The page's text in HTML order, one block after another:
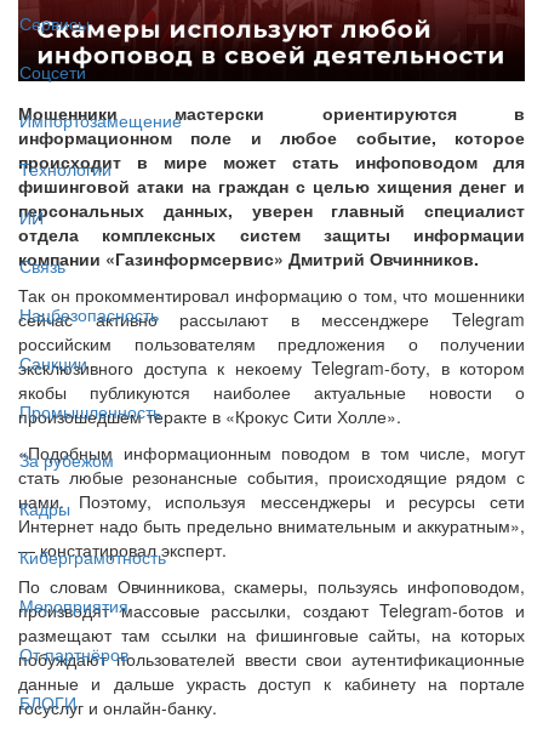
Сервисы
Соцсети
Импортозамещение
Технологии
ИИ
Связь
Нацбезопасность
Санкции
Промышленность
За рубежом
Кадры
Киберграмотность
Мероприятия
От партнёров
БЛОГИ
Мошенники мастерски ориентируются в
информационном поле и любое событие, которое
происходит в мире может стать инфоповодом для
фишинговой атаки на граждан с целью хищения денег и
персональных данных, уверен главный специалист
отдела комплексных систем защиты информации
компании «Газинформсервис» Дмитрий Овчинников.
Так он прокомментировал информацию о том, что мошенники
сейчас активно рассылают в мессенджере Telegram
российским пользователям предложения о получении
эксклюзивного доступа к некоему Telegram-боту, в котором
якобы публикуются наиболее актуальные новости о
произошедшем теракте в «Крокус Сити Холле».
«Подобным информационным поводом в том числе, могут
стать любые резонансные события, происходящие рядом с
нами. Поэтому, используя мессенджеры и ресурсы сети
Интернет надо быть предельно внимательным и аккуратным»,
— констатировал эксперт.
По словам Овчинникова, скамеры, пользуясь инфоповодом,
производят массовые рассылки, создают Telegram-ботов и
размещают там ссылки на фишинговые сайты, на которых
побуждают пользователей ввести свои аутентификационные
данные и дальше украсть доступ к кабинету на портале
госуслуг и онлайн-банку.